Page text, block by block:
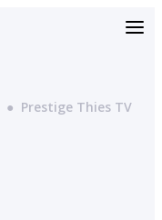
● Prestige Thies TV